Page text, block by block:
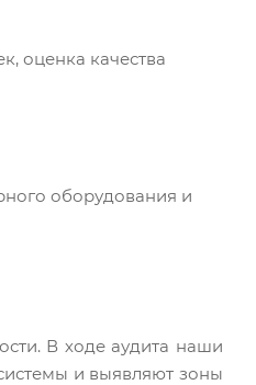
оценка качества
оборудования и
В ходе аудита наши
и выявляют зоны